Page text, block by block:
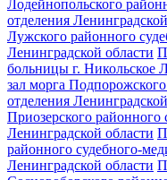
Лодейнопольского
отделения
Лужского районного
Ленинградской области
больницы г. Никольское
зал морга
отделения
Приозерского районного
Ленинградской области
районного судебного-
Ленинградской области